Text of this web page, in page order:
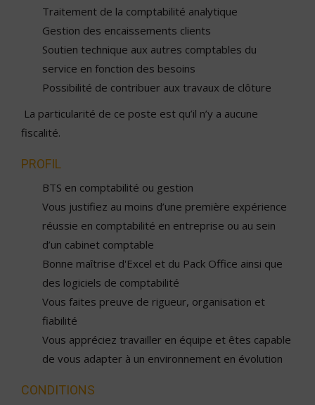
Traitement de la comptabilité analytique
Gestion des encaissements clients
Soutien technique aux autres comptables du
service en fonction des besoins
Possibilité de contribuer aux travaux de clôture
La particularité de ce poste est qu’il n’y a aucune
fiscalité.
PROFIL
BTS en comptabilité ou gestion
Vous justifiez au moins d’une première expérience
réussie en comptabilité en entreprise ou au sein
d’un cabinet comptable
Bonne maîtrise d'Excel et du Pack Office ainsi que
des logiciels de comptabilité
Vous faites preuve de rigueur, organisation et
fiabilité
Vous appréciez travailler en équipe et êtes capable
de vous adapter à un environnement en évolution
CONDITIONS